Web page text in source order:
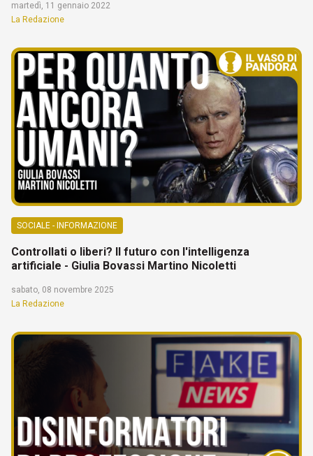
martedì, 11 gennaio 2022
La Redazione
SOCIALE - INFORMAZIONE
Controllati o liberi? Il futuro con l'intelligenza
artificiale - Giulia Bovassi Martino Nicoletti
sabato, 08 novembre 2025
La Redazione